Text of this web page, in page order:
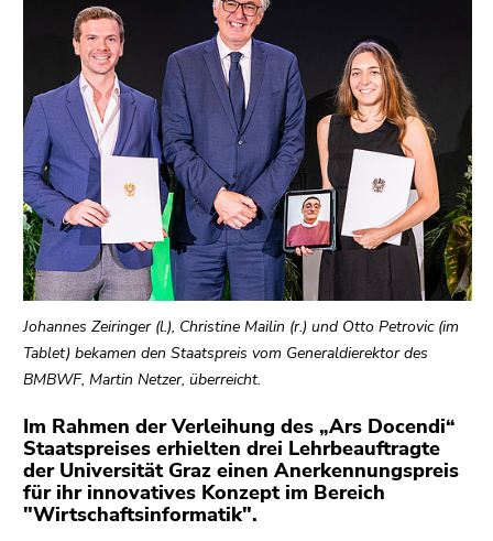
contents
(Accesskey
1)
Go
to
position
marker
(Accesskey
2)
Go
to
navigation
(Accesskey
3)
Go
to
Johannes Zeiringer (l.), Christine Mailin (r.) und Otto Petrovic (im
Tablet) bekamen den Staatspreis vom Generaldierektor des
BMBWF, Martin Netzer, überreicht.
Im Rahmen der Verleihung des „Ars Docendi“
Staatspreises erhielten drei Lehrbeauftragte
der Universität Graz einen Anerkennungspreis
für ihr innovatives Konzept im Bereich
"Wirtschaftsinformatik".